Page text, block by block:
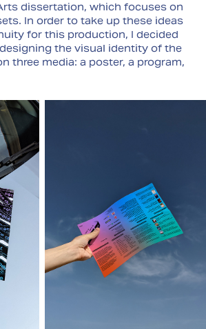
dissertation, which focuses on
In order to take up these ideas
for this production, I decided
the visual identity of the
three media: a poster, a program,